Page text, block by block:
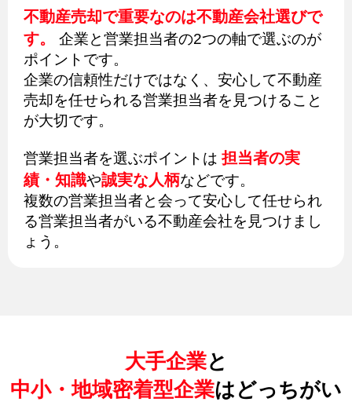
不動産売却で重要なのは不動産会社選びで
す。
企業と営業担当者の2つの軸で選ぶのが
ポイントです。
企業の信頼性だけではなく、安心して不動産
売却を任せられる営業担当者を見つけること
が大切です。
営業担当者を選ぶポイントは 担当者の実
績・知識や誠実な人柄などです。
複数の営業担当者と会って安心して任せられ
る営業担当者がいる不動産会社を見つけまし
ょう。
大手企業と
中小・地域密着型企業はどっちがい